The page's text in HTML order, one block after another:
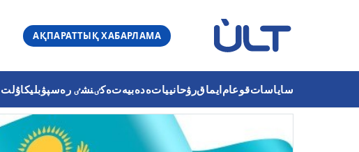
АҚПАРАТТЫҚ ХАБАРЛАМА
ساياساتقوعامايماقرۋحانيياتەدەبيەتەكٸنشٸ رەسپۋبليكاۇلت